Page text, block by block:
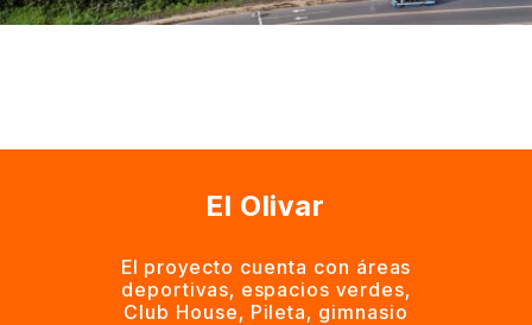
El Olivar
El proyecto cuenta con áreas
deportivas, espacios verdes,
Club House, Pileta, gimnasio